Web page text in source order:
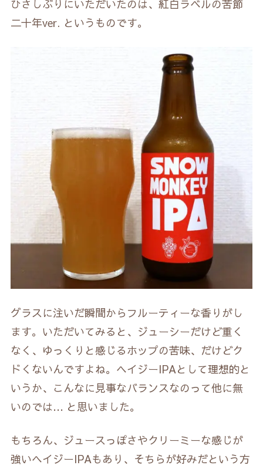
ひさしぶりにいただいたのは、紅白ラベルの苦節
二十年ver. というものです。
グラスに注いだ瞬間からフルーティーな香りがし
ます。いただいてみると、ジューシーだけど重く
なく、ゆっくりと感じるホップの苦味、だけどク
ドくないんですよね。ヘイジーIPAとして理想的と
いうか、こんなに見事なバランスなのって他に無
いのでは… と思いました。
もちろん、ジュースっぽさやクリーミーな感じが
強いヘイジーIPAもあり、そちらが好みだという方